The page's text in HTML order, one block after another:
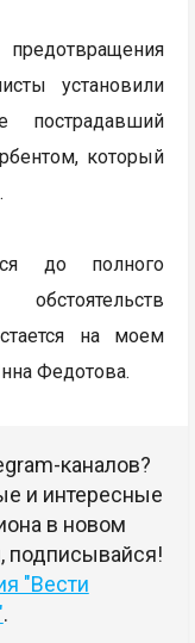
установили
пострадавший
который
до полного
на моем
Федотова.
каналов?
и интересные
в новом
подписывайся!
"Вести
.